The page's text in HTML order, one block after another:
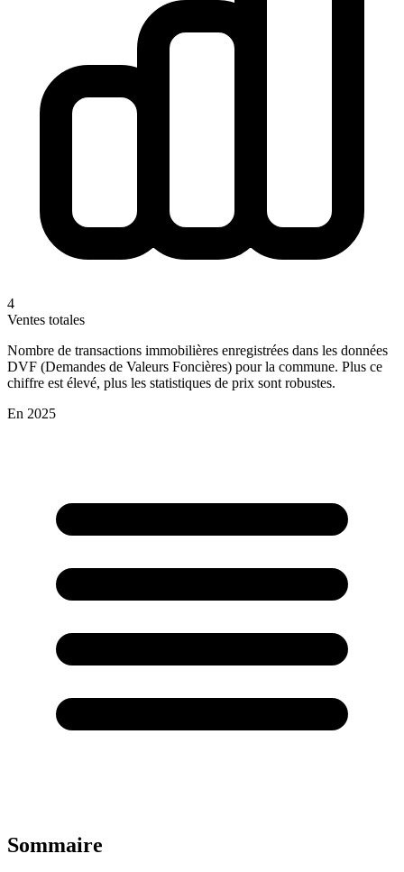
4
Ventes totales
Nombre de transactions immobilières enregistrées dans les données
DVF (Demandes de Valeurs Foncières) pour la commune. Plus ce
chiffre est élevé, plus les statistiques de prix sont robustes.
En 2025
Sommaire